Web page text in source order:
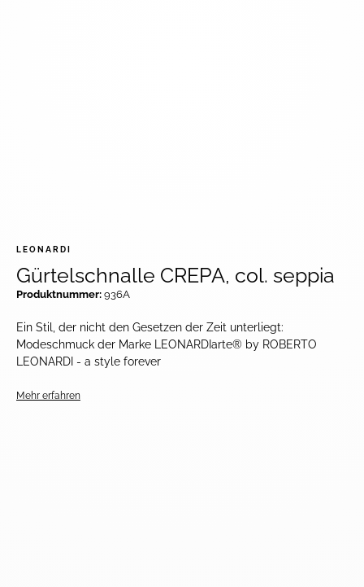
Ein Stil, der nicht den Gesetzen der Zeit unterliegt:
Modeschmuck der Marke LEONARDIarte® by ROBERTO
LEONARDI - a style forever
Mehr erfahren
LEONARDI
Gürtelschnalle CREPA, col. seppia
Produktnummer: 936A